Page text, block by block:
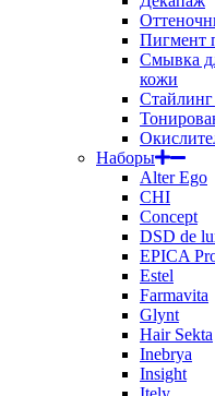
Пигмент
Смывка
кожи
Стайлинг
Наборы
Alter Ego
CHI
Concept
DSD de
EPICA
Estel
Farmavita
Glynt
Hair Sekta
Inebrya
Insight